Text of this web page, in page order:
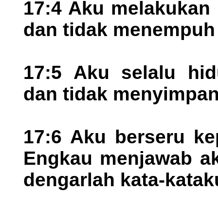
17:4 Aku
dan tidak
17:5 Aku selalu
dan tidak
17:6 Aku berseru
Engkau menjawab
dengarlah kata-